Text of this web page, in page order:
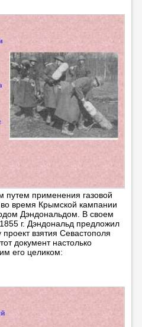
путем применения газовой
время Крымской кампании
Дэндональдом. В своем
г. Дэндональд предложил
проект взятия Севастополя
документ настолько
его целиком: